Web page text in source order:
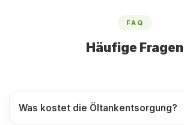
FAQ
Häufige Fragen
Was kostet die Öltankentsorgung?